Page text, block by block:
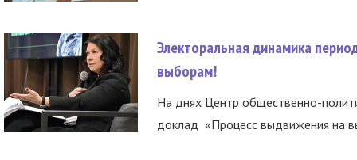
Электоральная динамика
выборам!
На днях Центр общественно-
доклад «Процесс выдвижения на